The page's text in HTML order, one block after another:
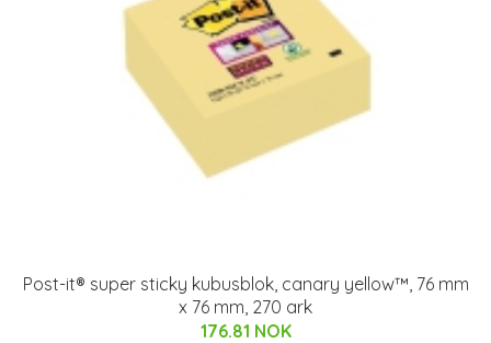
Post-it® super sticky kubusblok, canary yellow™, 76 mm
x 76 mm, 270 ark
176.81 NOK